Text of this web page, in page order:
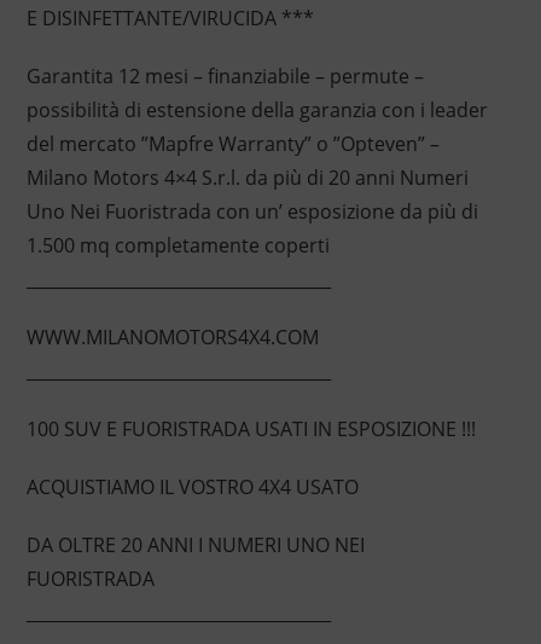
E DISINFETTANTE/VIRUCIDA ***
Garantita 12 mesi – finanziabile – permute –
possibilità di estensione della garanzia con i leader
del mercato ”Mapfre Warranty” o ”Opteven” –
Milano Motors 4×4 S.r.l. da più di 20 anni Numeri
Uno Nei Fuoristrada con un’ esposizione da più di
1.500 mq completamente coperti
WWW.MILANOMOTORS4X4.COM
100 SUV E FUORISTRADA USATI IN ESPOSIZIONE !!!
ACQUISTIAMO IL VOSTRO 4X4 USATO
DA OLTRE 20 ANNI I NUMERI UNO NEI
FUORISTRADA